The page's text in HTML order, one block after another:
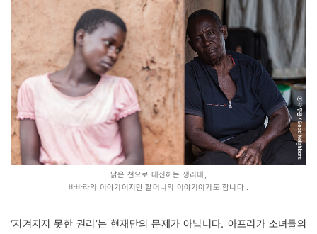
낡은 천으로 대신하는 생리대,
바바라의 이야기이지만 할머니의 이야기이기도 합니다 .
‘지켜지지 못한 권리’는 현재만의 문제가 아닙니다. 아프리카 소녀들의